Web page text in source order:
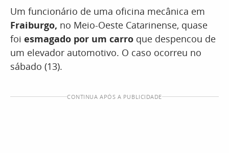
Um funcionário de uma oficina mecânica em
Fraiburgo, no Meio-Oeste Catarinense, quase
foi esmagado por um carro que despencou de
um elevador automotivo. O caso ocorreu no
sábado (13).
CONTINUA APÓS A PUBLICIDADE